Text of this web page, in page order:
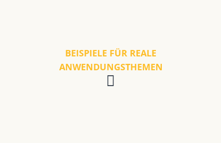
BEISPIELE FÜR REALE
ANWENDUNGSTHEMEN